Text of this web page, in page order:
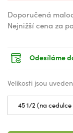
Doporučená
Nejnižší cena za
Odesíláme
Velikosti jsou